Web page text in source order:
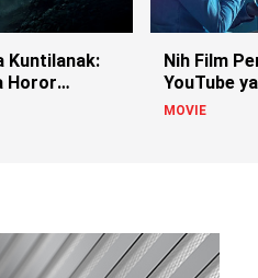
Kuntilanak:
Horor
Nih Film
YouTube
MOVIE